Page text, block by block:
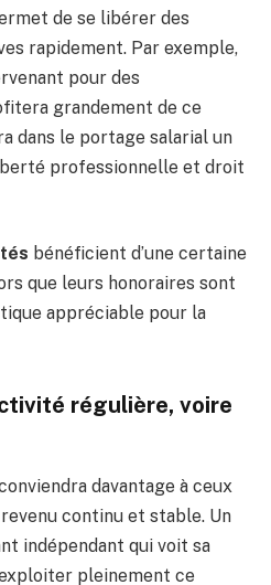
de se libérer des
rapidement. Par exemple,
pour des
grandement de ce
dans le portage salarial un
professionnelle et droit
bénéficient d’une certaine
que leurs honoraires sont
appréciable pour la
régulière, voire
davantage à ceux
continu et stable. Un
indépendant qui voit sa
pleinement ce